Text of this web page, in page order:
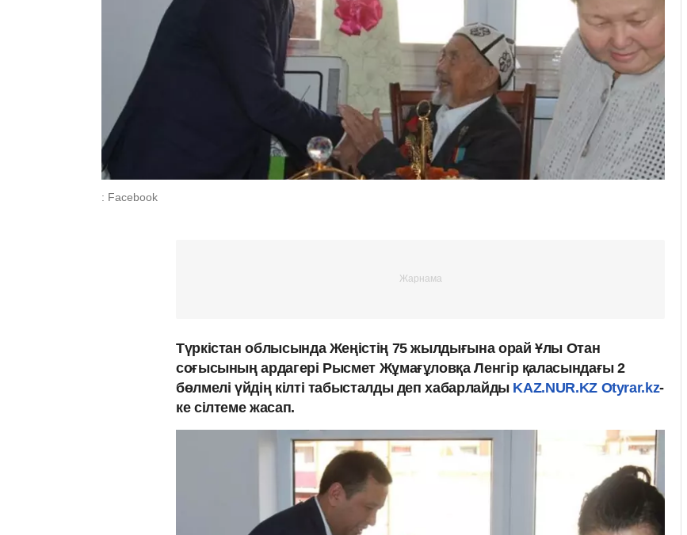
: Facebook
Түркістан облысында Жеңістің 75 жылдығына орай Ұлы Отан
соғысының ардагері Рысмет Жұмағұловқа Ленгір қаласындағы 2
бөлмелі үйдің кілті табысталды деп хабарлайды KAZ.NUR.KZ Otyrar.kz-
ке сілтеме жасап.